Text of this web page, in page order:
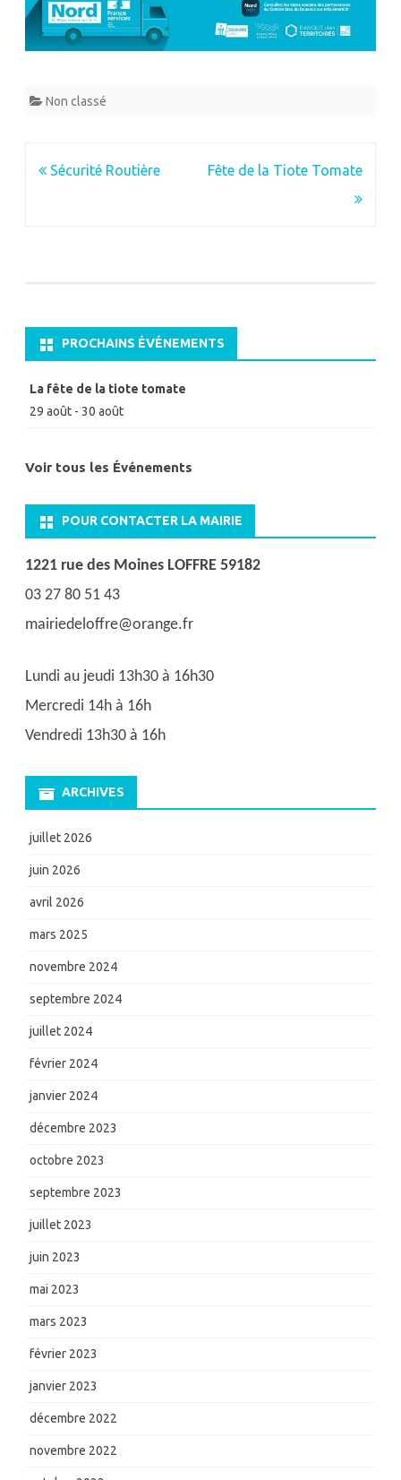
Non classé
Navigation
Sécurité Routière Fête de la Tiote Tomate
PROCHAINS ÉVÉNEMENTS
La fête de la tiote tomate
29 août - 30 août
Voir tous les Événements
POUR CONTACTER LA MAIRIE
1221 rue des Moines LOFFRE 59182
03 27 80 51 43
mairiedeloffre@orange.fr
Lundi au jeudi 13h30 à 16h30
Mercredi 14h à 16h
Vendredi 13h30 à 16h
ARCHIVES
juillet 2026
juin 2026
avril 2026
mars 2025
novembre 2024
septembre 2024
juillet 2024
février 2024
janvier 2024
décembre 2023
octobre 2023
septembre 2023
juillet 2023
juin 2023
mai 2023
mars 2023
février 2023
janvier 2023
décembre 2022
novembre 2022